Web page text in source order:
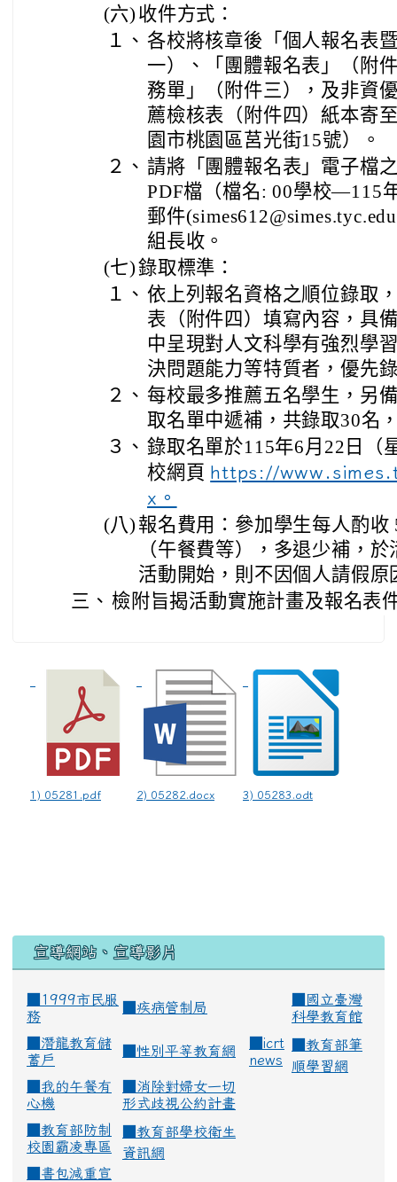
(六) 收件方式：
１、 各校將核章後「個人報名表
一）、「團體報名表」（附
務單」（附件三），及非資
薦檢核表（附件四）紙本寄
園市桃園區莒光街15號）。
２、 請將「團體報名表」電子檔
PDF檔（檔名: 00學校—115
郵件
組長收。
(七)錄取標準：
１、 依上列報名資格之順位錄取
表（附件四）填寫內容，具
中呈現對人文科學有強烈學
決問題能力等特質者，優先
２、 每校最多推薦五名學生，另
取名單中遞補，共錄取30名
３、 錄取名單於115年6月22日（
校網頁 https://
x。
(八) 報名費用：參加學生每人酌
（午餐費等），多退少補，
活動開始，則不因個人請假原
三、 檢附旨揭活動實施計畫及報名表
1) 05281.pdf 2) 05282.docx 3) 05283.odt
宣導網站、宣導影片
■1999市民服
務
疾病管制局
國立臺灣
科學教育館
潛龍教育儲
蓄戶
性別平等教育網
icrt
news
教育部筆
順學習網
我的午餐有
心機
消除對婦女一切
形式歧視公約計畫
教育部防制
校園霸凌專區
教育部學校衛生
資訊網
書包減重宣